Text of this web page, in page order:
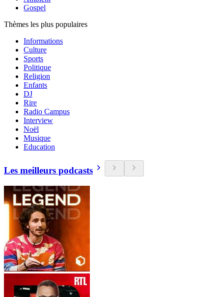
Gospel
Thèmes les plus populaires
Informations
Culture
Sports
Politique
Religion
Enfants
DJ
Rire
Radio Campus
Interview
Noël
Musique
Education
Les meilleurs podcasts